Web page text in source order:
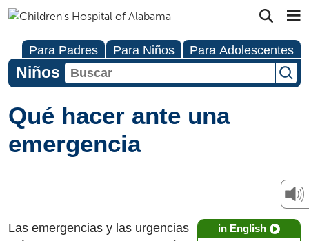
Para Padres Para Niños Para Adolescentes
Niños
Qué hacer ante una
emergencia
in English
Las emergencias y las urgencias